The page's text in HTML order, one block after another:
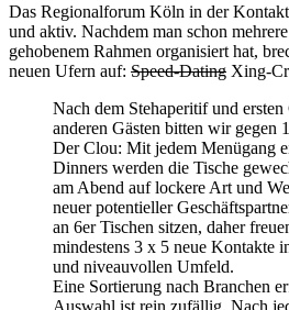
Das Regionalforum Köln in der
und aktiv. Nachdem man schon
gehobenem Rahmen organisiert hat,
neuen Ufern auf: Speed-Dating Xing-
Nach dem Stehaperitif und ersten
anderen Gästen bitten wir gegen
Der Clou: Mit jedem Menügang
Dinners werden die Tische
am Abend auf lockere Art und
neuer potentieller
an 6er Tischen sitzen, daher
mindestens 3 x 5 neue Kontakte
und niveauvollen Umfeld.
Eine Sortierung nach Branchen
Auswahl ist rein zufällig. Nach